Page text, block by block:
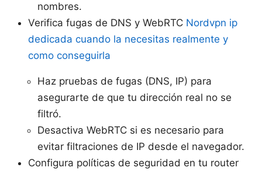
nombres.
Verifica fugas de DNS y WebRTC Nordvpn ip
dedicada cuando la necesitas realmente y
como conseguirla
Haz pruebas de fugas (DNS, IP) para
asegurarte de que tu dirección real no se
filtró.
Desactiva WebRTC si es necesario para
evitar filtraciones de IP desde el navegador.
Configura políticas de seguridad en tu router